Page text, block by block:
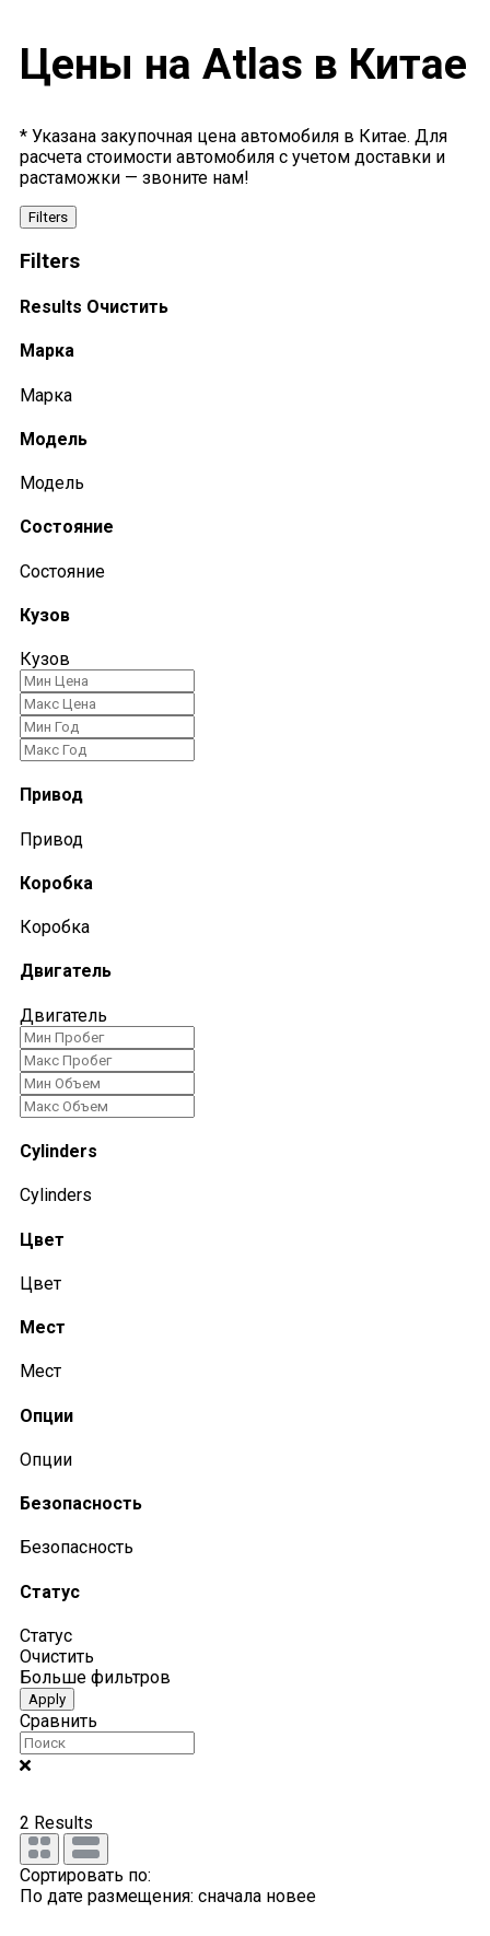
Цены на Atlas в Китае
* Указана закупочная цена автомобиля в Китае. Для
расчета стоимости автомобиля с учетом доставки и
растаможки — звоните нам!
Filters
Filters
Results Очистить
Марка
Марка
Модель
Модель
Состояние
Состояние
Кузов
Кузов
Привод
Привод
Коробка
Коробка
Двигатель
Двигатель
Cylinders
Cylinders
Цвет
Цвет
Мест
Мест
Опции
Опции
Безопасность
Безопасность
Статус
Статус
Очистить
Больше фильтров
Apply
Сравнить
2 Results
Сортировать по:
По дате размещения: сначала новее